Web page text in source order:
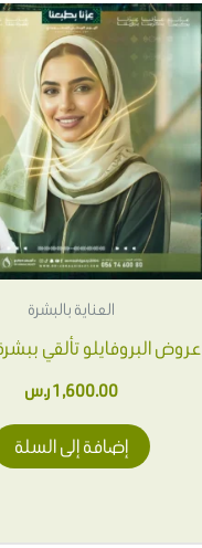
العناية بالبشرة
عروض البروفايلو تألقي
1,600.00ر.س
إضافة إلى السلة